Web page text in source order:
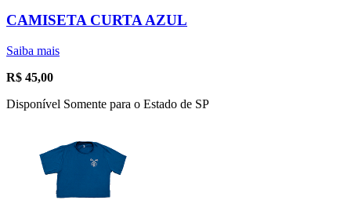
CAMISETA CURTA AZUL
Saiba mais
R$ 45,00
Disponível Somente para o Estado de SP